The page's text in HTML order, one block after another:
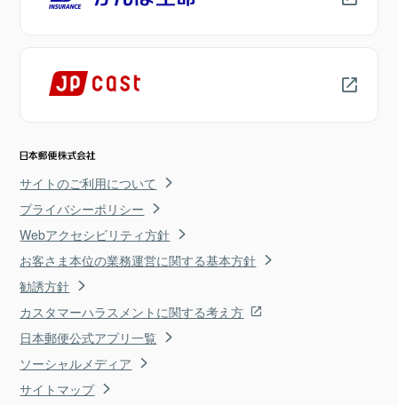
サイトのご利用について
プライバシーポリシー
Webアクセシビリティ方針
お客さま本位の業務運営に関する基本方針
勧誘方針
カスタマーハラスメントに関する考え方
日本郵便公式アプリ一覧
ソーシャルメディア
サイトマップ